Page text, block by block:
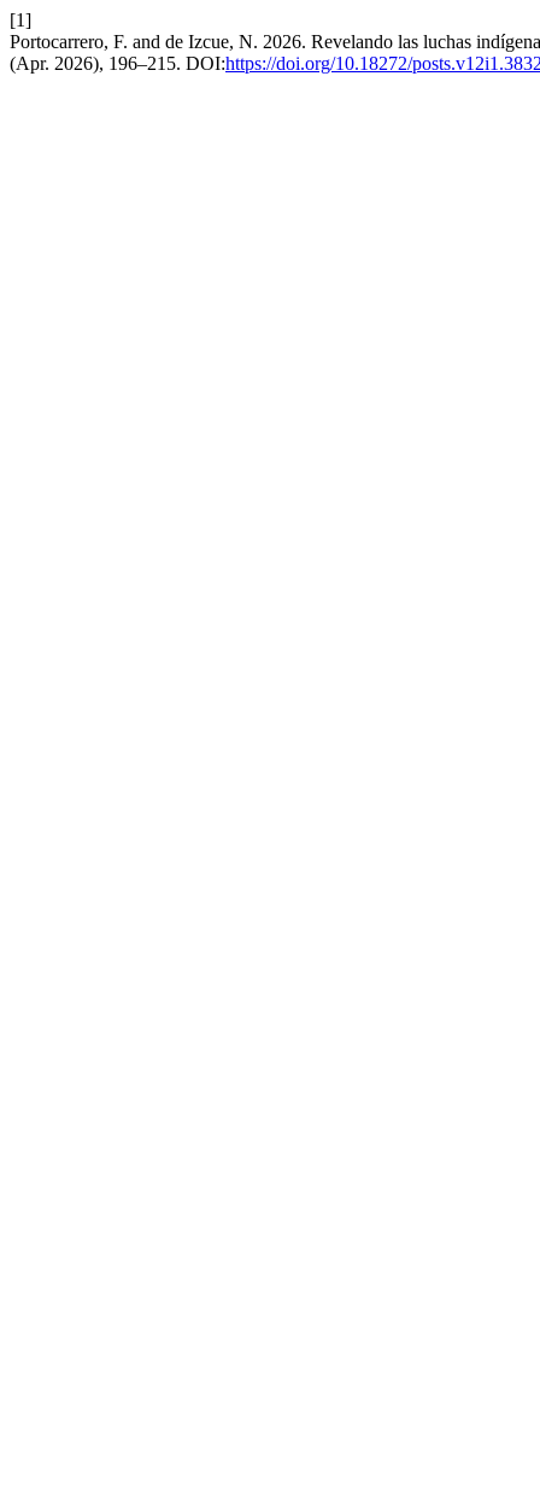
[1]
Portocarrero, F. and de Izcue, N. 2026. Revelando las luchas
(Apr. 2026), 196–215. DOI:https://doi.org/10.18272/